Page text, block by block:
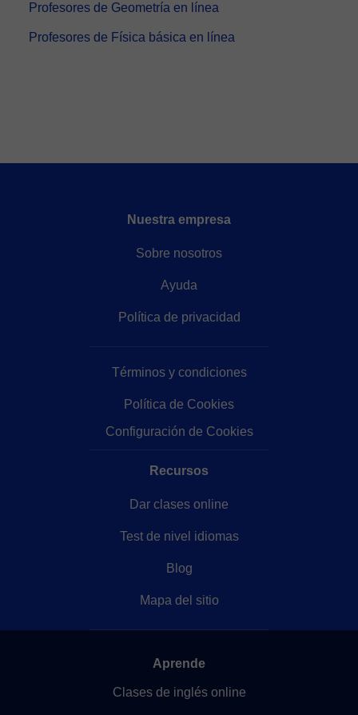
Profesores de Geometría en línea
Profesores de Física básica en línea
Nuestra empresa
Sobre nosotros
Ayuda
Política de privacidad
Términos y condiciones
Política de Cookies
Configuración de Cookies
Recursos
Dar clases online
Test de nivel idiomas
Blog
Mapa del sitio
Aprende
Clases de inglés online